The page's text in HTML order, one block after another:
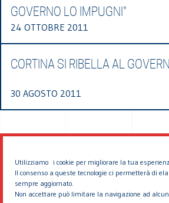
Utilizziamo i cookie per migliorare la tua
Il consenso a queste tecnologie ci permetterà di
sempre aggiornato.
Non accettare può limitare la navigazione ad
GOVERNO LO IMPUGNI"
24 OTTOBRE 2011
CORTINA SI RIBELLA AL
30 AGOSTO 2011